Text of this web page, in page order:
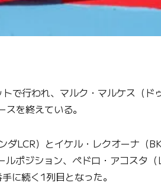
行われ、マルク・マルケス（ド
を終えている。
LCR）とイケル・レクオーナ（
ポジション、ペドロ・アコスタ
に続く1列目となった。